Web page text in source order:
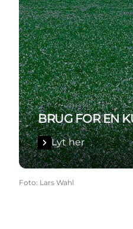
BRUG FOR EN
Lyt her
Foto: Lars Wahl